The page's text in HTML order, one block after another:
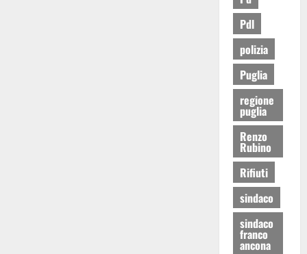
Pdl
polizia
Puglia
regione
puglia
Renzo
Rubino
Rifiuti
sindaco
sindaco
franco
ancona